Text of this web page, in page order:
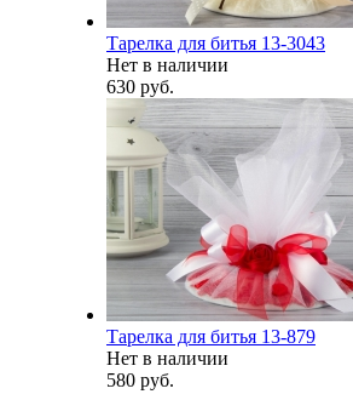
Тарелка для битья 13-3043
Нет в наличии
630 руб.
Тарелка для битья 13-879
Нет в наличии
580 руб.